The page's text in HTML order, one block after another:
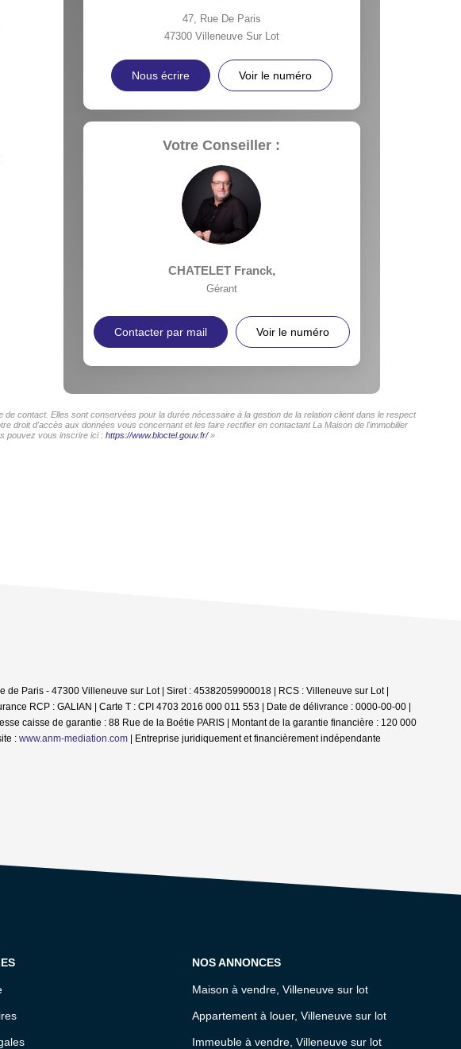
47, Rue De Paris
47300 Villeneuve Sur Lot
Nous écrire Voir le numéro
Votre Conseiller :
CHATELET Franck,
Gérant
Contacter par mail Voir le numéro
contact. Elles sont conservées pour la durée nécessaire à la gestion de la relation client dans le respect
droit d'accès aux données vous concernant et les faire rectifier en contactant La Maison de l'immobilier
pouvez vous inscrire ici : https://www.bloctel.gouv.fr/»
Paris - 47300 Villeneuve sur Lot | Siret : 45382059900018 | RCS : Villeneuve sur Lot |
RCP : GALIAN | Carte T : CPI 4703 2016 000 011 553 | Date de délivrance : 0000-00-00 |
caisse de garantie : 88 Rue de la Boétie PARIS | Montant de la garantie financière : 120 000
: www.anm-mediation.com Entreprise juridiquement et financièrement indépendante
NOS ANNONCES
Maison à vendre, Villeneuve sur lot
Appartement à louer, Villeneuve sur lot
Immeuble à vendre, Villeneuve sur lot